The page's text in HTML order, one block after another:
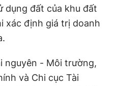
dụng đất của khu đất
xác định giá trị doanh
nguyên - Môi trường,
và Chi cục Tài